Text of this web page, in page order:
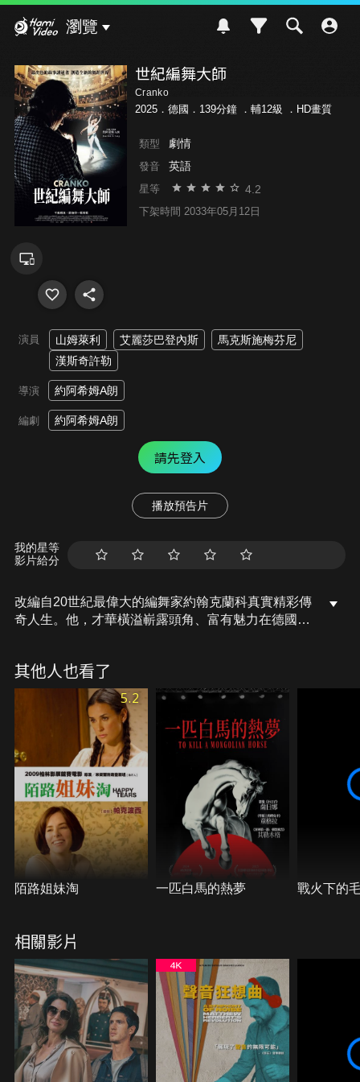
瀏覽
世紀編舞大師
Cranko
2025．德國．139分鐘 ． 輔12級 ．HD畫質
類型 劇情
發音 英語
星等 4.2
下架時間 2033年05月12日
演員 山姆萊利 艾麗莎巴登內斯
馬克斯施梅芬尼
漢斯奇許勒
導演 約阿希姆A朗
編劇 約阿希姆A朗
請先登入
播放預告片
我的星等
影片給分
改編自20世紀最偉大的編舞家約翰克蘭科真實精彩傳
奇人生。他，才華橫溢嶄露頭角、富有魅力在德國斯
《羅密歐與茱麗葉》獲得巨大成功：他的名聲和舞團
如日中天、享譽全球。但他對藝術和愛情的完美追
求，挫折的感情史也讓他陷入深淵…
其他人也看了
5.2
陌路姐妹淘 一匹白馬的熱夢 戰火下的
相關影片